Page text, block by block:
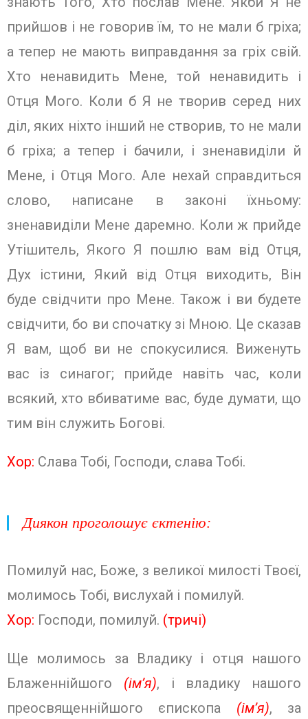
прийшов і не говорив їм, то не мали б гріха;
а тепер не мають виправдання за гріх свій.
Хто ненавидить Мене, той ненавидить і
Отця Мого. Коли б Я не творив серед них
діл, яких ніхто інший не створив, то не мали
б гріха; а тепер і бачили, і зненавиділи й
Мене, і Отця Мого. Але нехай справдиться
слово, написане в законі їхньому:
зненавиділи Мене даремно. Коли ж прийде
Утішитель, Якого Я пошлю вам від Отця,
Дух істини, Який від Отця виходить, Він
буде свідчити про Мене. Також і ви будете
свідчити, бо ви спочатку зі Мною. Це сказав
Я вам, щоб ви не спокусилися. Виженуть
вас із синагог; прийде навіть час, коли
всякий, хто вбиватиме вас, буде думати, що
тим він служить Богові.
Хор: Слава Тобі, Господи, слава Тобі.
Диякон проголошує єктенію:
Помилуй нас, Боже, з великої ми­лості Твоєї,
молимось Тобі, вислухай і помилуй.
Хор: Господи, помилуй. (тричі)
Ще молимось за Владику і отця нашого
Блаженнійшого (ім’я), і владику нашого
преосвященнійшого єпископа (ім’я), за